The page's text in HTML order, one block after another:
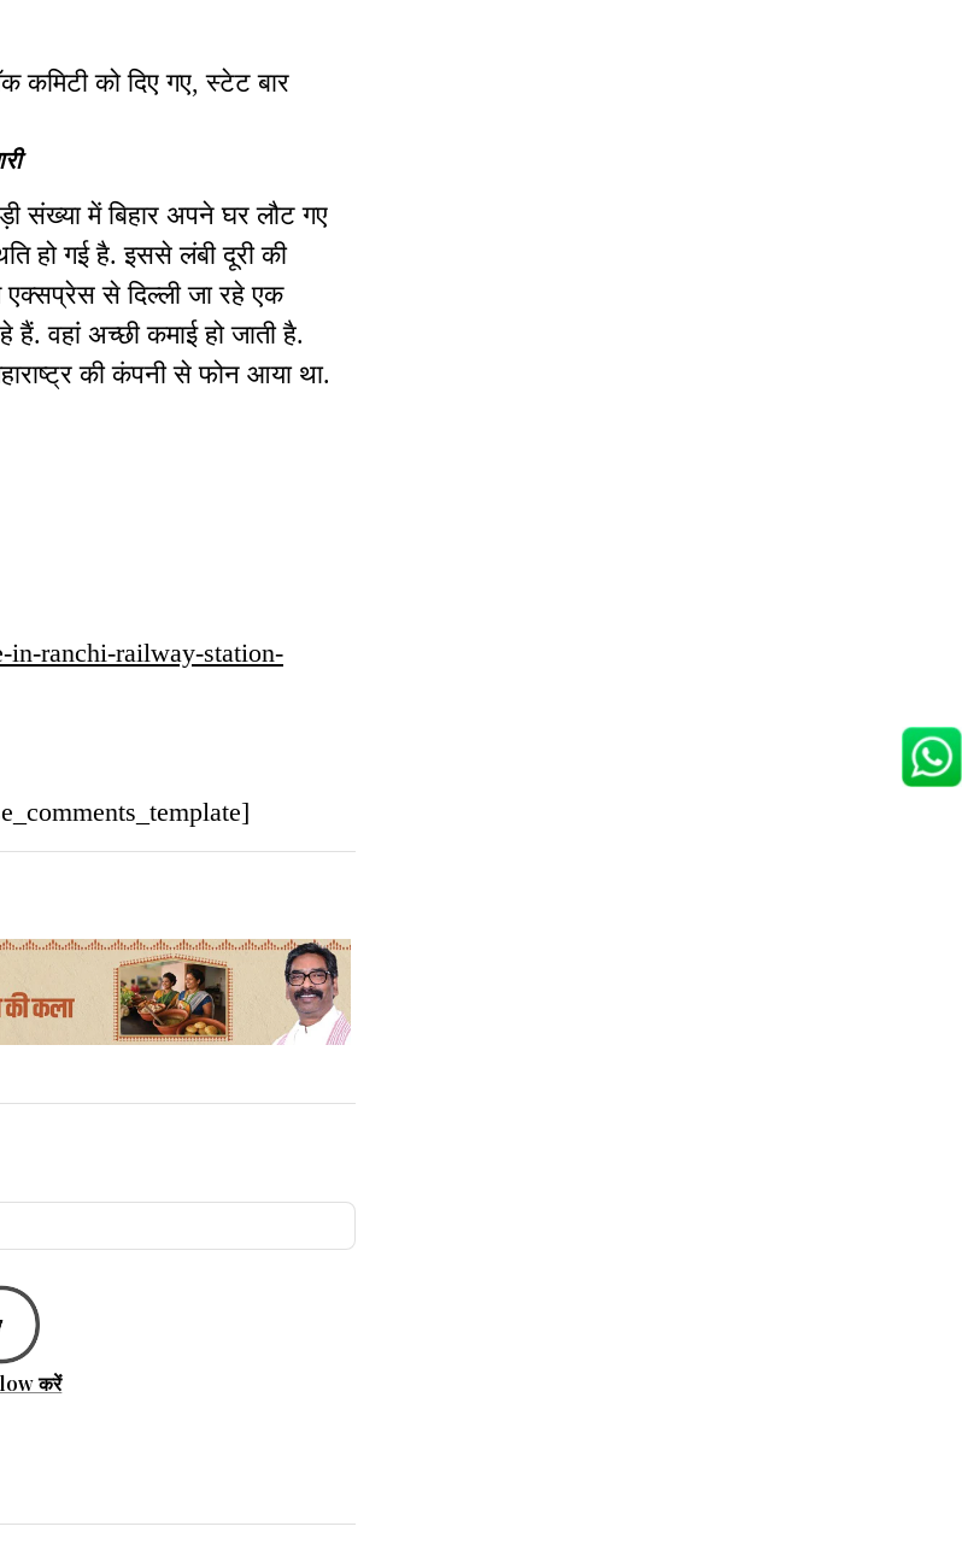
कमिटी को दिए गए, स्टेट बार
संख्या में बिहार अपने घर लौट गए
हो गई है. इससे लंबी दूरी की
एक्सप्रेस से दिल्ली जा रहे एक
हैं. वहां अच्छी कमाई हो जाती है.
की कंपनी से फोन आया था.
in-ranchi-railway-station-
करें